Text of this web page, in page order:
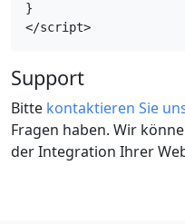
}
</script>
Support
Bitte kontaktieren Sie
Fragen haben. Wir
der Integration Ihrer